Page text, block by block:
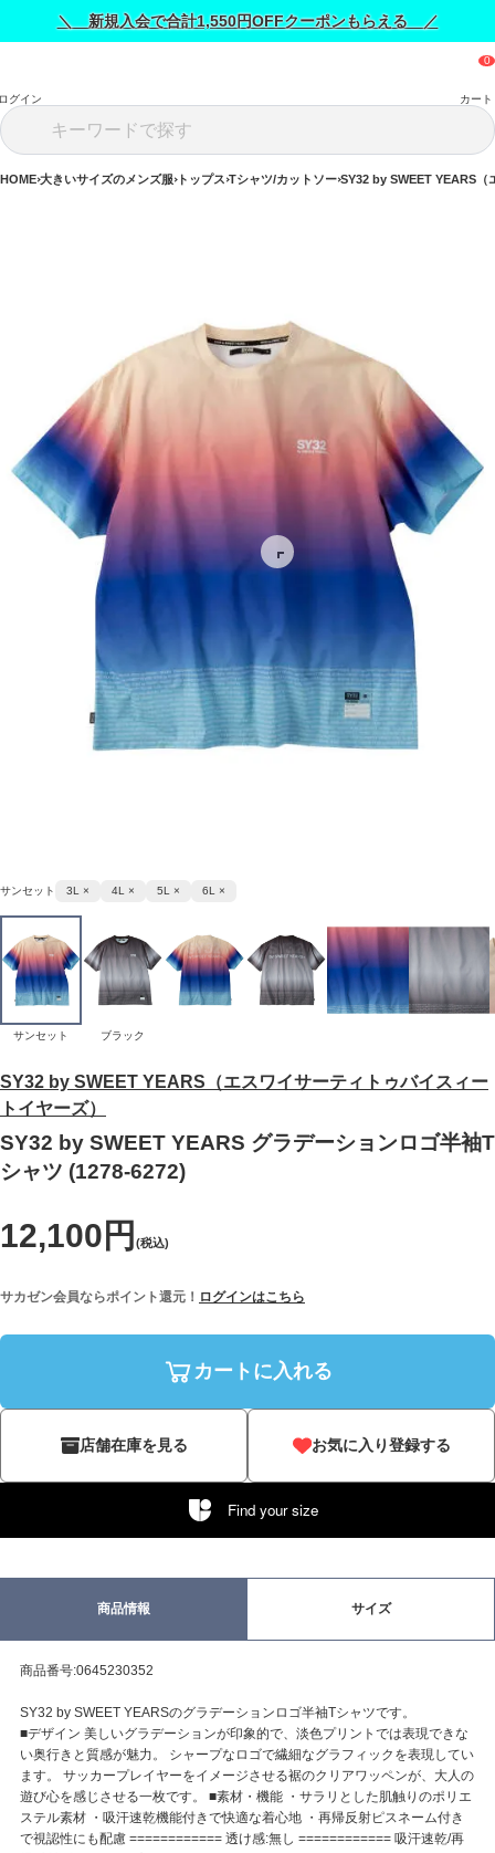
＼ 新規入会で合計1,550円OFFクーポンもらえる ／
グイン カート
HOME 大きいサイズのメンズ服 トップス Tシャツ/カットソー SY32 by SWEET YEARS（
SY32 by SWEET YEARS（エスワイサーティトゥバイスィー
トイヤーズ）
SY32 by SWEET YEARS グラデーションロゴ半袖T
シャツ (1278-6272)
12,100円 (税込)
サカゼン会員ならポイント還元！ ログインはこちら
カートに入れる
店舗在庫を見る お気に入り登録する
Find your size
サンセット 3L × 4L × 5L × 6L ×
サンセット ブラック
商品情報 サイズ
商品番号:0645230352
SY32 by SWEET YEARSのグラデーションロゴ半袖Tシャツです。
■デザイン 美しいグラデーションが印象的で、淡色プリントでは表現できな
い奥行きと質感が魅力。 シャープなロゴで繊細なグラフィックを表現してい
ます。 サッカープレイヤーをイメージさせる裾のクリアワッペンが、大人の
遊び心を感じさせる一枚です。 ■素材・機能 ・サラリとした肌触りのポリエ
ステル素材 ・吸汗速乾機能付きで快適な着心地 ・再帰反射ピスネーム付き
で視認性にも配慮 ============ 透け感:無し ============ 吸汗速乾/再